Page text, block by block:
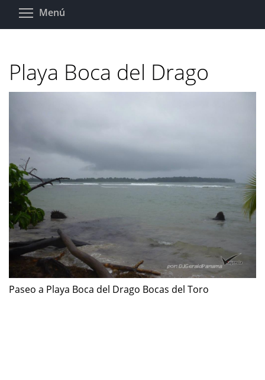
Pasar
Menú
Playa Boca del Drago
Paseo a Playa Boca del Drago Bocas del Toro